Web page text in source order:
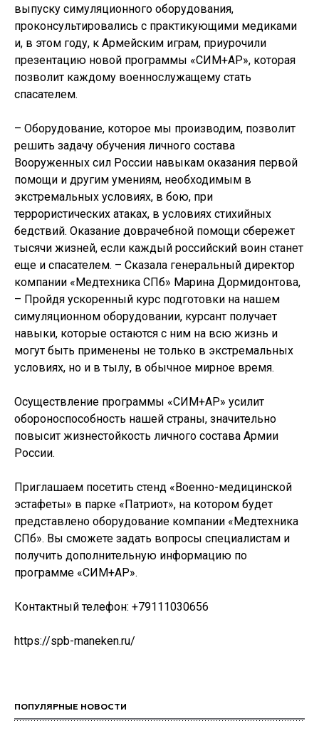
выпуску симуляционного оборудования,
проконсультировались с практикующими медиками
и, в этом году, к Армейским играм, приурочили
презентацию новой программы «СИМ+АР», которая
позволит каждому военнослужащему стать
спасателем.
– Оборудование, которое мы производим, позволит
решить задачу обучения личного состава
Вооруженных сил России навыкам оказания первой
помощи и другим умениям, необходимым в
экстремальных условиях, в бою, при
террористических атаках, в условиях стихийных
бедствий. Оказание доврачебной помощи сбережет
тысячи жизней, если каждый российский воин станет
еще и спасателем. – Сказала генеральный директор
компании «Медтехника СПб» Марина Дормидонтова,
– Пройдя ускоренный курс подготовки на нашем
симуляционном оборудовании, курсант получает
навыки, которые остаются с ним на всю жизнь и
могут быть применены не только в экстремальных
условиях, но и в тылу, в обычное мирное время.
Осуществление программы «СИМ+АР» усилит
обороноспособность нашей страны, значительно
повысит жизнестойкость личного состава Армии
России.
Приглашаем посетить стенд «Военно-медицинской
эстафеты» в парке «Патриот», на котором будет
представлено оборудование компании «Медтехника
СПб». Вы сможете задать вопросы специалистам и
получить дополнительную информацию по
программе «СИМ+АР».
Контактный телефон: +79111030656
https://spb-maneken.ru/
ПОПУЛЯРНЫЕ НОВОСТИ